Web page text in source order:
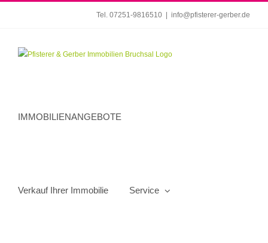
Tel. 07251-9816510 info@pfisterer-gerber.de
IMMOBILIENANGEBOTE
Verkauf Ihrer Immobilie Service